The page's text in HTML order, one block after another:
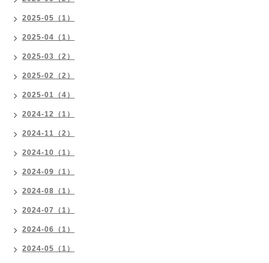
2025-05（1）
2025-04（1）
2025-03（2）
2025-02（2）
2025-01（4）
2024-12（1）
2024-11（2）
2024-10（1）
2024-09（1）
2024-08（1）
2024-07（1）
2024-06（1）
2024-05（1）